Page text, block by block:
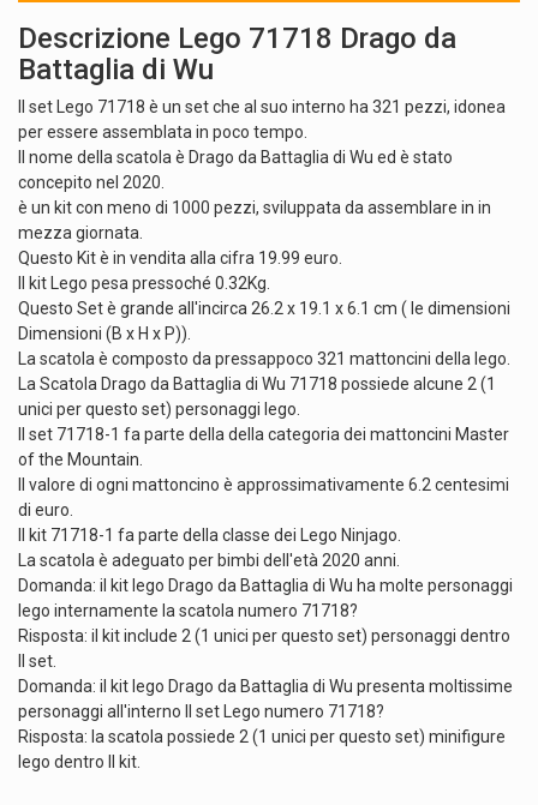
Descrizione Lego 71718 Drago da
Battaglia di Wu
Il set Lego 71718 è un set che al suo interno ha 321 pezzi, idonea
per essere assemblata in poco tempo.
Il nome della scatola è Drago da Battaglia di Wu ed è stato
concepito nel 2020.
è un kit con meno di 1000 pezzi, sviluppata da assemblare in in
mezza giornata.
Questo Kit è in vendita alla cifra 19.99 euro.
Il kit Lego pesa pressoché 0.32Kg.
Questo Set è grande all'incirca 26.2 x 19.1 x 6.1 cm ( le dimensioni
Dimensioni (B x H x P)).
La scatola è composto da pressappoco 321 mattoncini della lego.
La Scatola Drago da Battaglia di Wu 71718 possiede alcune 2 (1
unici per questo set) personaggi lego.
Il set 71718-1 fa parte della della categoria dei mattoncini Master
of the Mountain.
Il valore di ogni mattoncino è approssimativamente 6.2 centesimi
di euro.
Il kit 71718-1 fa parte della classe dei Lego Ninjago.
La scatola è adeguato per bimbi dell'età 2020 anni.
Domanda: il kit lego Drago da Battaglia di Wu ha molte personaggi
lego internamente la scatola numero 71718?
Risposta: il kit include 2 (1 unici per questo set) personaggi dentro
Il set.
Domanda: il kit lego Drago da Battaglia di Wu presenta moltissime
personaggi all'interno Il set Lego numero 71718?
Risposta: la scatola possiede 2 (1 unici per questo set) minifigure
lego dentro Il kit.